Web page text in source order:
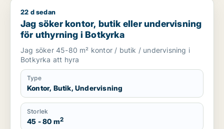
Jag söker kontor, butik eller undervisning för uthyrning i
22 d sedan
Jag söker kontor, butik eller undervisning
för uthyrning i Botkyrka
Jag söker 45-80 m² kontor / butik / undervisning i
Botkyrka att hyra
Type
Kontor, Butik, Undervisning
Storlek
45 - 80 m2